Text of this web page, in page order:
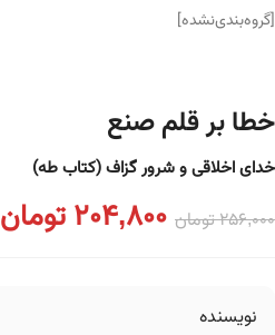
[گروه‌بندی‌نشده]
خطا بر قلم صنع
خدای اخلاقی و شرور گزاف (کتاب طه)
256,000تومان 204,800تومان
نویسنده